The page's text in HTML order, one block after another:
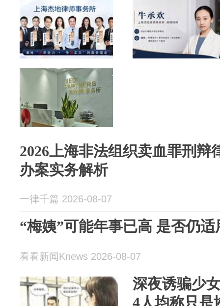
2026上海非法组织卖血罪刑辩
办案实务解析
一律千篇 2026-08-07
“梅姨”可能年事已高 是否仍适
看看新闻Knews 2026-08-07
深夜诱骗少
4人均称只是